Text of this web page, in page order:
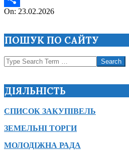
Поділитися
2026-
On: 23.02.2026
ПОШУК ПО САЙТУ
Search
ДІЯЛЬНІСТЬ
СПИСОК ЗАКУПІВЕЛЬ
ЗЕМЕЛЬНІ ТОРГИ
МОЛОДІЖНА РАДА